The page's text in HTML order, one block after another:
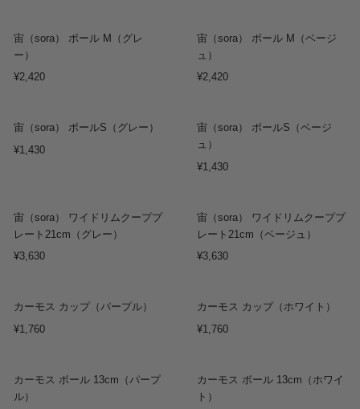
宙（sora） ボール M（グレ
ー）
¥2,420
宙（sora） ボール M（ベージ
ュ）
¥2,420
Sold out
宙（sora） ボールS（グレー）
¥1,430
宙（sora） ボールS（ベージ
ュ）
¥1,430
宙（sora） ワイドリムクーププ
レート21cm（グレー）
¥3,630
Sold out
宙（sora） ワイドリムクーププ
レート21cm（ベージュ）
¥3,630
カーモス カップ（パープル）
¥1,760
カーモス カップ（ホワイト）
¥1,760
カーモス ボール 13cm（パープ
ル）
カーモス ボール 13cm（ホワイ
ト）